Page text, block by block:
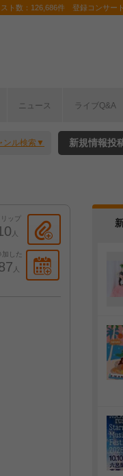
ト数：126,686件 登録コンサー
ニュース ライブQ&A
ンル検索 新規情報投
ップ
人
加した
人